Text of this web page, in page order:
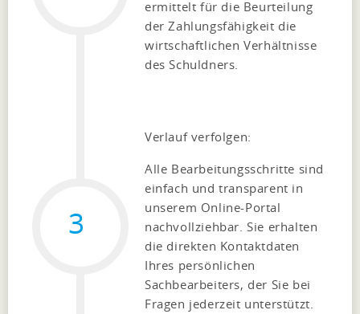
ermittelt für die Beurteilung
der Zahlungsfähigkeit die
wirtschaftlichen Verhältnisse
des Schuldners.
3
Verlauf verfolgen:
Alle Bearbeitungsschritte sind
einfach und transparent in
unserem Online-Portal
nachvollziehbar. Sie erhalten
die direkten Kontaktdaten
Ihres persönlichen
Sachbearbeiters, der Sie bei
Fragen jederzeit unterstützt.